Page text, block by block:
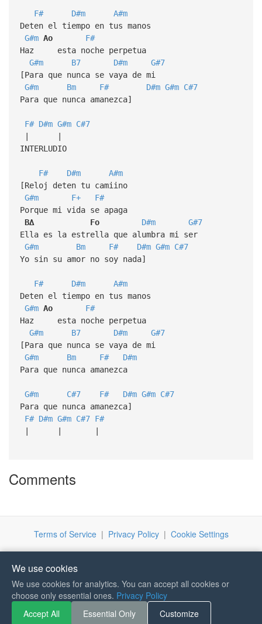
F# D#m
A#m
Deten el tiempo en tus manos
G#m Ao
F#
Haz esta noche perpetua
G#m
B7 D#m
G#7
[Para que nunca se vaya de mi
G#m
Bm F# D#m G#m C#7
Para que nunca amanezca]
F# D#m G#m C#7
| |
INTERLUDIO
F# D#m
A#m
[Reloj deten tu camiino
G#m
F+
F#
Porque mi vida se apaga
B∆
Fo D#m
G#7
Ella es la estrella que alumbra mi ser
G#m
Bm F# D#m G#m C#7
Yo sin su amor no soy nada]
F# D#m
A#m
Deten el tiempo en tus manos
G#m Ao
F#
Haz esta noche perpetua
G#m
B7 D#m
G#7
[Para que nunca se vaya de mi
G#m
Bm F#
D#m
Para que nunca amanezca
G#m C#7 F# D#m G#m C#7
Para que nunca amanezca]
F# D#m G#m C#7 F#
| | |
Comments
Terms of Service| Privacy Policy| Cookie Settings
We use cookies
We use cookies for analytics. You can accept all cookies or
choose only essential ones. Privacy Policy
Accept All
Essential Only Customize
If you like Guitar Songs, you
can buy me a coffee :)